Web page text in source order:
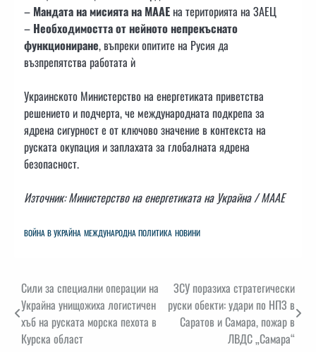
– Мандата на мисията на МААЕна територията на ЗАЕЦ
– Необходимостта от нейното непрекъснато
функциониране, въпреки опитите на Русия да
възпрепятства работата ѝ
Украинското Министерство на енергетиката приветства
решението и подчерта, че международната подкрепа за
ядрена сигурност е от ключово значение в контекста на
руската окупация и заплахата за глобалната ядрена
безопасност.
Източник: Министерство на енергетиката на Украйна / МААЕ
ВОЙНА В УКРАЙНА МЕЖДУНАРОДНА ПОЛИТИКА НОВИНИ
Навигация
Сили за специални операции на
Украйна унищожиха логистичен
хъб на руската морска пехота в
Курска област
ЗСУ поразиха стратегически
руски обекти: удари по НПЗ в
Саратов и Самара, пожар в
ЛВДС „Самара“